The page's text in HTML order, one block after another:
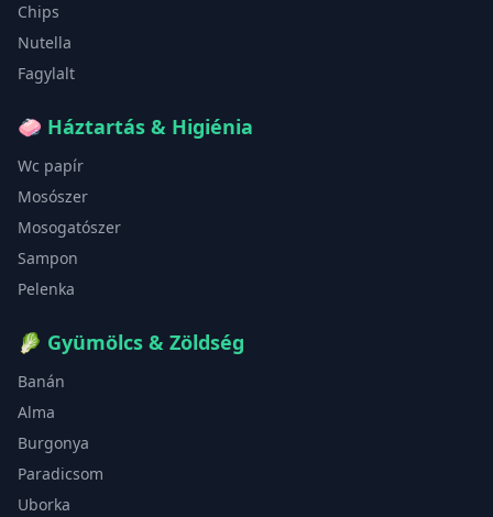
Chips
Nutella
Fagylalt
🧼 Háztartás & Higiénia
Wc papír
Mosószer
Mosogatószer
Sampon
Pelenka
🥬 Gyümölcs & Zöldség
Banán
Alma
Burgonya
Paradicsom
Uborka